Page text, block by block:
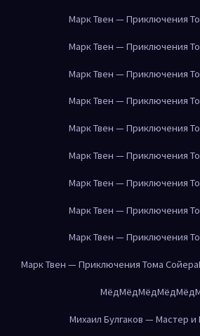
Марк Твен — Приключения
Марк Твен — Приключения
Марк Твен — Приключения
Марк Твен — Приключения
Марк Твен — Приключения
Марк Твен — Приключения
Марк Твен — Приключения
Марк Твен — Приключения
Марк Твен — Приключения
Марк Твен — Приключения Тома Сойера
МёдМёдМёдМёдМёд
Михаил Булгаков — Мастер и